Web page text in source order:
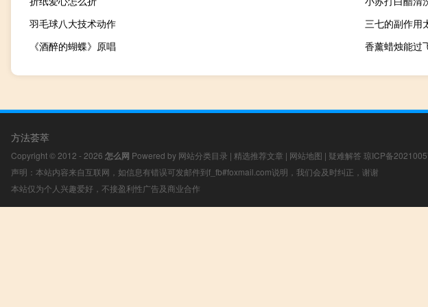
羽毛球八大技术动作
三七的副作用
《酒醉的蝴蝶》原唱
香薰蜡烛能过
方法荟萃
Copyright © 2012 - 2026 怎么网 Powered by 网站分类目录 | 精选推荐文章 | 网站地图 | 疑难解答 琼ICP备
声明：本站内容来自互联网，如信息有错误可发邮件到f_fb#foxmail.com说明，我们会及时纠正，谢谢
本站仅为个人兴趣爱好，不接盈利性广告及商业合作